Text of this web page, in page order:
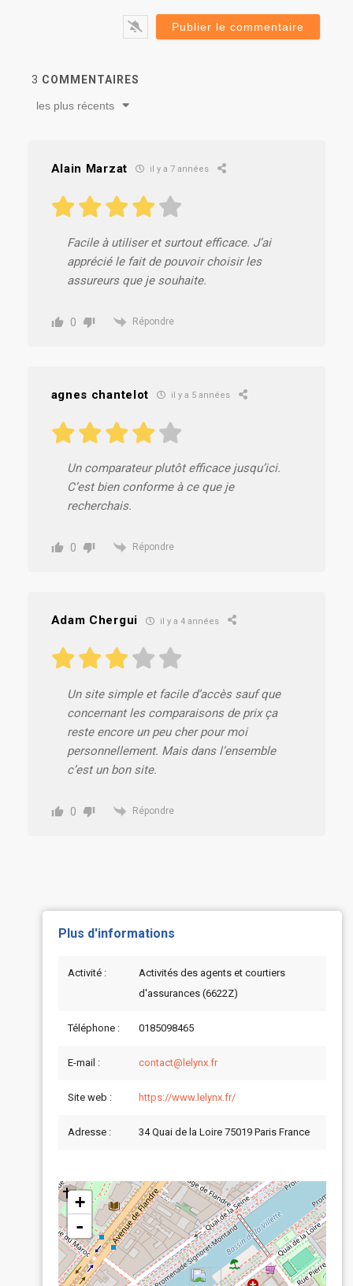
3 COMMENTAIRES
les plus récents
Alain Marzat il y a 7 années
Facile à utiliser et surtout efficace. J’ai
apprécié le fait de pouvoir choisir les
assureurs que je souhaite.
0 Répondre
agnes chantelot il y a 5 années
Un comparateur plutôt efficace jusqu’ici.
C’est bien conforme à ce que je
recherchais.
0 Répondre
Adam Chergui il y a 4 années
Un site simple et facile d’accès sauf que
concernant les comparaisons de prix ça
reste encore un peu cher pour moi
personnellement. Mais dans l’ensemble
c’est un bon site.
0 Répondre
Plus d'informations
Activité :
Activités des agents et courtiers
d'assurances (6622Z)
Téléphone : 0185098465
E-mail : contact@lelynx.fr
Site web : https://www.lelynx.fr/
Adresse : 34 Quai de la Loire 75019 Paris France
+
-